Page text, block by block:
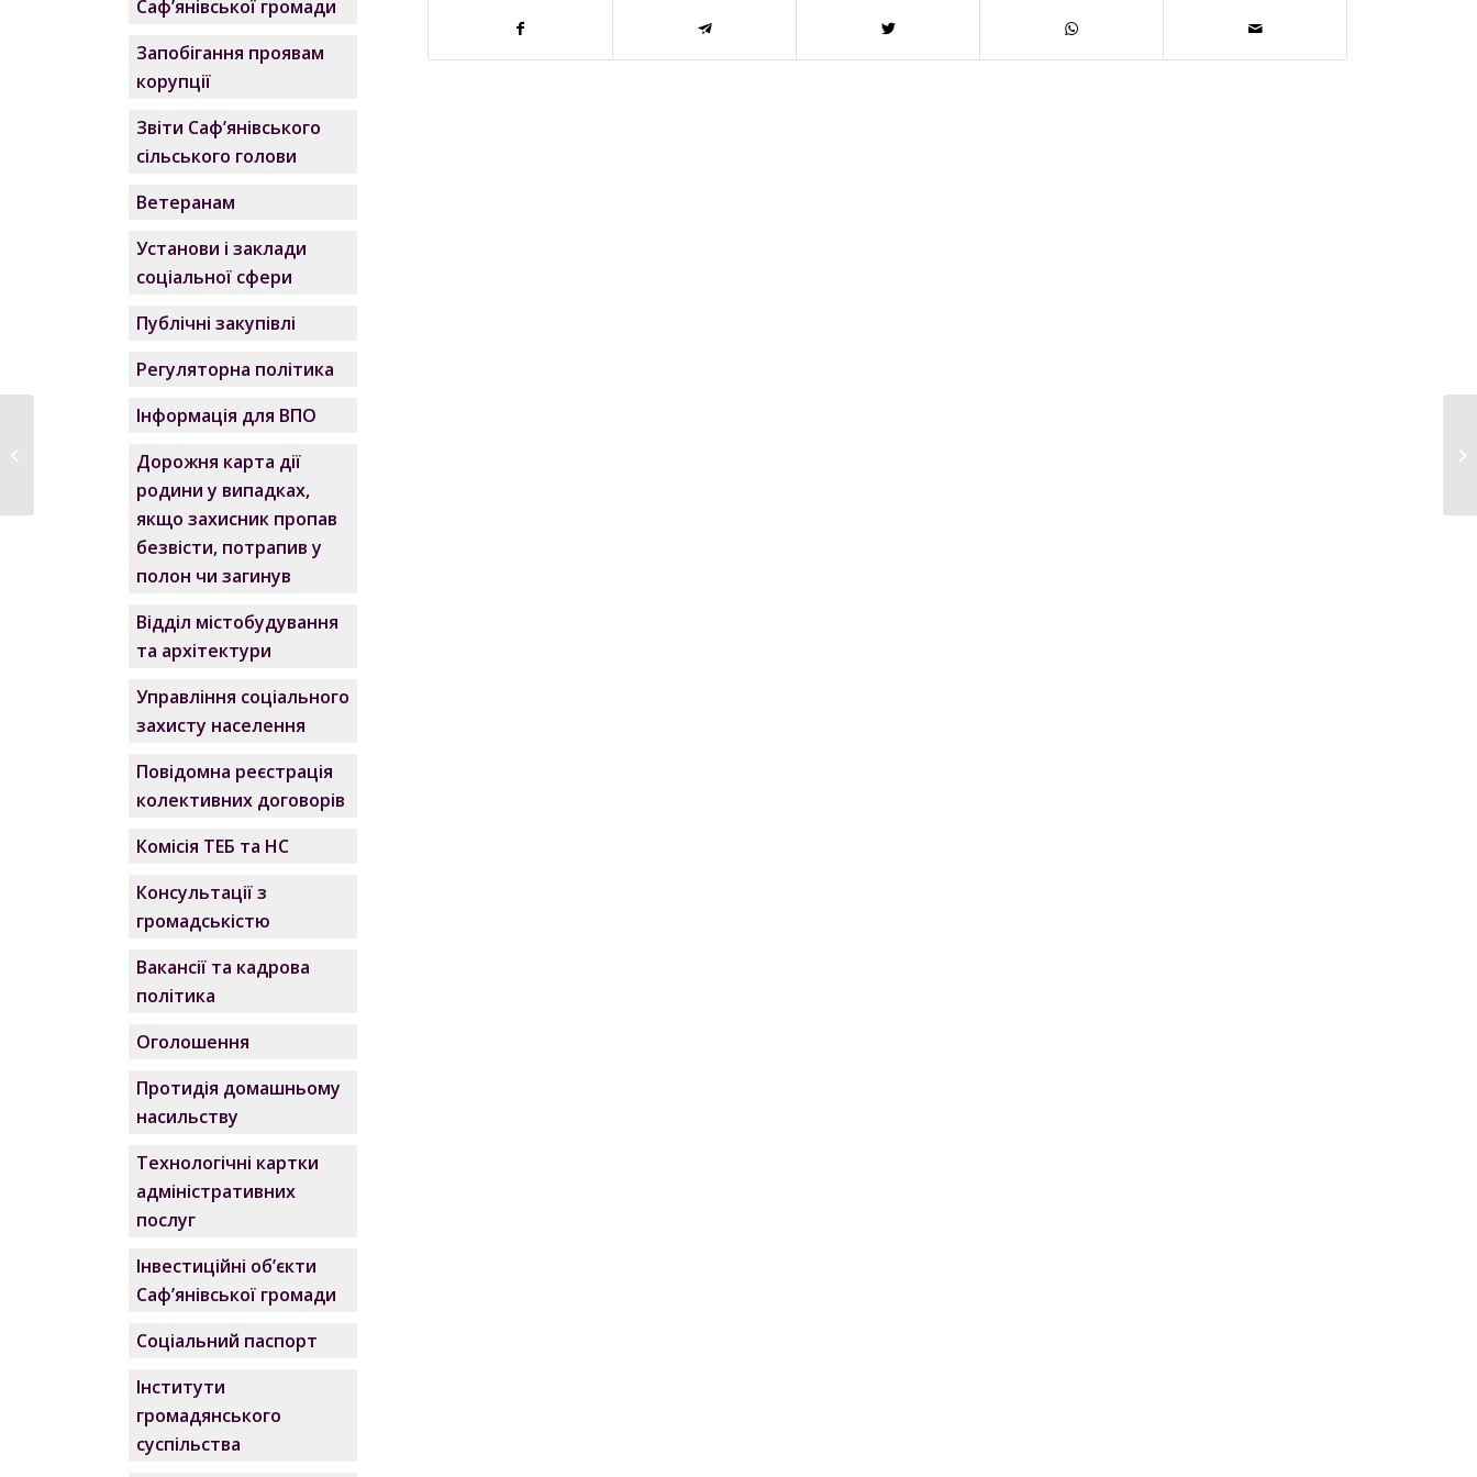
Саф’янівської громади
Запобігання проявам
корупції
Звіти Саф’янівського
сільського голови
Ветеранам
Установи і заклади
соціальної сфери
Публічні закупівлі
Регуляторна політика
Інформація для ВПО
Дорожня карта дії
родини у випадках,
якщо захисник пропав
безвісти, потрапив у
полон чи загинув
Відділ містобудування
та архітектури
Управління соціального
захисту населення
Повідомна реєстрація
колективних договорів
Комісія ТЕБ та НС
Консультації з
громадськістю
Вакансії та кадрова
політика
Оголошення
Протидія домашньому
насильству
Технологічні картки
адміністративних
послуг
Інвестиційні об’єкти
Саф’янівської громади
Соціальний паспорт
Інститути
громадянського
суспільства
Розпорядження